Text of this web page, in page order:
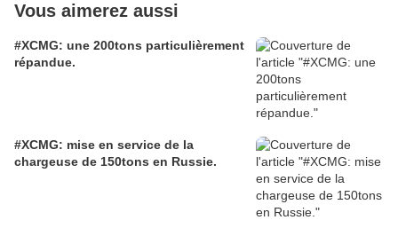
Vous aimerez aussi
#XCMG: une 200tons particulièrement
répandue.
#XCMG: mise en service de la
chargeuse de 150tons en Russie.